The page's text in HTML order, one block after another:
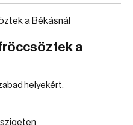
a
helyekért.